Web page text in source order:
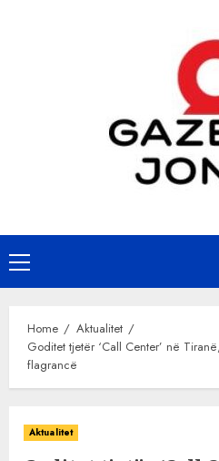
Primary
Menu
Home
Aktualitet
Goditet tjetër ‘Call Center’ në
flagrancë
Aktualitet